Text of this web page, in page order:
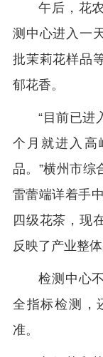
午后，花
测中心进入一
批茉莉花样品
郁花香。
“目前已进
个月就进入高
品。”横州市综
雷蕾端详着手
四级花茶，现
反映了产业整
检测中心
全指标检测，
准。